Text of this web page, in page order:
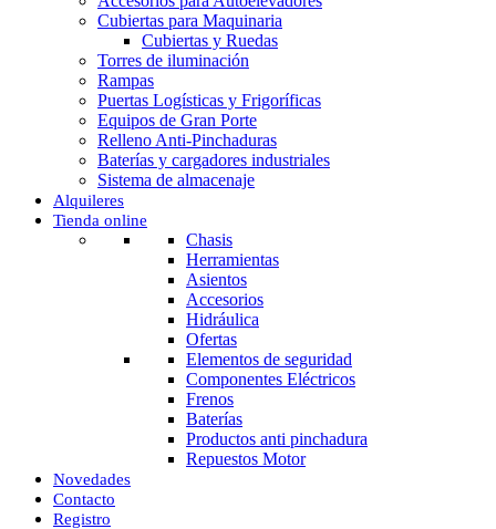
Cubiertas para Maquinaria
Cubiertas y Ruedas
Torres de iluminación
Rampas
Puertas Logísticas y Frigoríficas
Equipos de Gran Porte
Relleno Anti-Pinchaduras
Baterías y cargadores industriales
Sistema de almacenaje
Alquileres
Tienda online
Chasis
Herramientas
Asientos
Accesorios
Hidráulica
Ofertas
Elementos de seguridad
Componentes Eléctricos
Frenos
Baterías
Productos anti pinchadura
Repuestos Motor
Novedades
Contacto
Registro